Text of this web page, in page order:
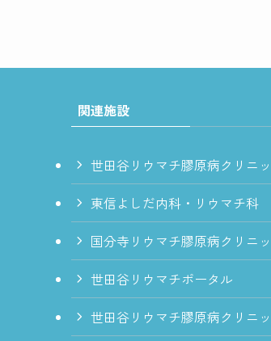
関連施設
世田谷リウマチ膠原病クリニ
東信よしだ内科・リウマチ科
国分寺リウマチ膠原病クリニ
世田谷リウマチポータル
世田谷リウマチ膠原病クリニ